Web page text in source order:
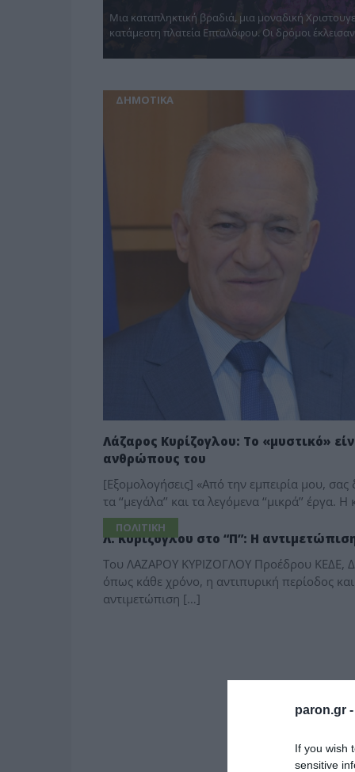
paron.gr -
If you wish
sensitive
Μια καταπληκτική βραδιά, μια μοναδική
κατάμεστη πλατεία Επταλόφου. Οι δρόμοι
ΔΗΜΟΤΙΚΑ
Λάζαρος Κυρίζογλου: Το «μυστικό»
ανθρώπους του
[Εξομολογήσεις] «Από την εμπειρία μου, σας
τα ‘‘μεγάλα’’ και τα λεγόμενα ‘‘μικρά’’
ΠΟΛΙΤΙΚΗ
Λ. Κυρίζογλου στο “Π”: Η
Του ΛΑΖΑΡΟΥ ΚΥΡΙΖΟΓΛΟΥ Προέδρου ΚΕΔΕ,
όπως κάθε χρόνο, η αντιπυρική περίοδος
αντιμετώπιση […]